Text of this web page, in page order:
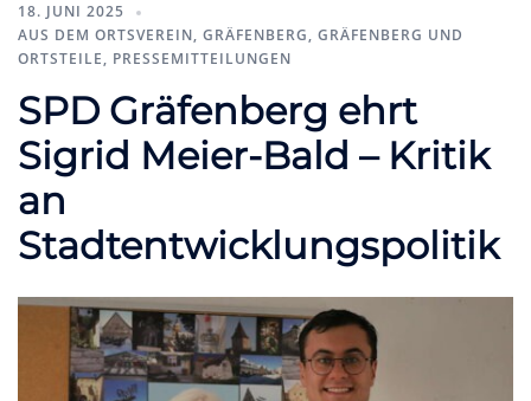
18. JUNI 2025
AUS DEM ORTSVEREIN, GRÄFENBERG, GRÄFENBERG UND
ORTSTEILE, PRESSEMITTEILUNGEN
SPD Gräfenberg ehrt
Sigrid Meier-Bald – Kritik
an
Stadtentwicklungspolitik